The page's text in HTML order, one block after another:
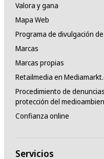
Valora y gana
Mapa Web
Programa de divulgación
Marcas
Marcas propias
Retailmedia en
Procedimiento de
protección del
Confianza online
Servicios